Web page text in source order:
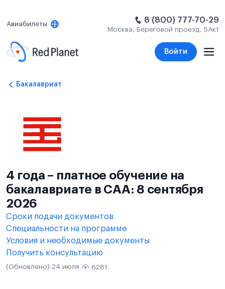
Авиабилеты 8 (800) 777-70-29
Москва, Береговой проезд, 5Ак1
Войти
Бакалавриат
4 года – платное обучение на
бакалавриате в CAA: 8 сентября
2026
Сроки подачи документов
Специальности на программе
Условия и необходимые документы
Получить консультацию
(Обновлено) 24 июля 6281